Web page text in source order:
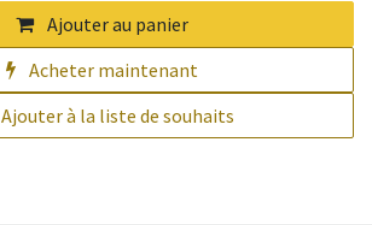
Ajouter au panier
Acheter maintenant
Ajouter à la liste de souhaits